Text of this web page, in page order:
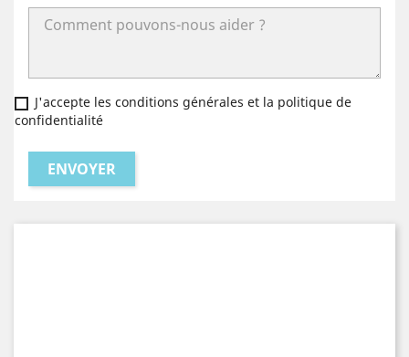
J'accepte les conditions générales et la politique de
confidentialité